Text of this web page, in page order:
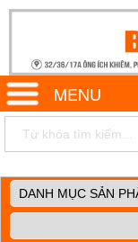
MENU